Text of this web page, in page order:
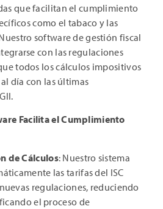
que facilitan el cumplimiento
como el tabaco y las
software de gestión fiscal
con las regulaciones
todos los cálculos impositivos
día con las últimas
Facilita el Cumplimiento
de Cálculos: Nuestro sistema
las tarifas del ISC
regulaciones, reduciendo
el proceso de